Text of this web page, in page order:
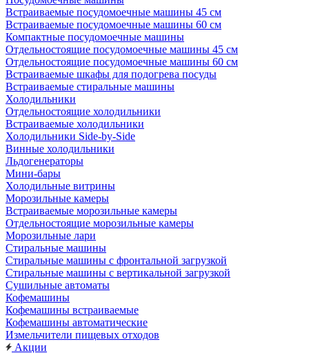
Встраиваемые посудомоечные машины 45 см
Встраиваемые посудомоечные машины 60 см
Компактные посудомоечные машины
Отдельностоящие посудомоечные машины 45 см
Отдельностоящие посудомоечные машины 60 см
Встраиваемые шкафы для подогрева посуды
Встраиваемые стиральные машины
Холодильники
Отдельностоящие холодильники
Встраиваемые холодильники
Холодильники Side-by-Side
Винные холодильники
Льдогенераторы
Мини-бары
Холодильные витрины
Морозильные камеры
Встраиваемые морозильные камеры
Отдельностоящие морозильные камеры
Морозильные лари
Стиральные машины
Стиральные машины с фронтальной загрузкой
Стиральные машины с вертикальной загрузкой
Сушильные автоматы
Кофемашины
Кофемашины встраиваемые
Кофемашины автоматические
Измельчители пищевых отходов
Акции